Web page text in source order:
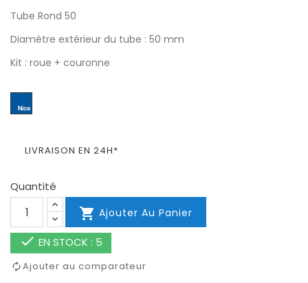
Tube Rond 50
Diamètre extérieur du tube : 50 mm
Kit : roue + couronne
LIVRAISON EN 24H*
Quantité
 Ajouter Au Panier
 EN STOCK : 5
Ajouter au comparateur